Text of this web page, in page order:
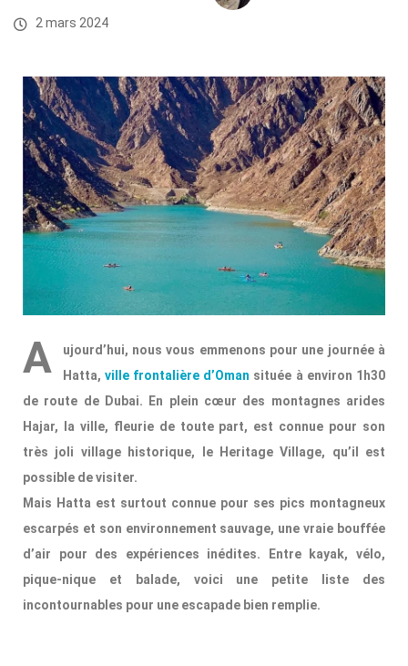
2 mars 2024
A
ujourd’hui, nous vous emmenons pour une journée à
Hatta, ville frontalière d’Oman située à environ 1h30
de route de Dubai. En plein cœur des montagnes arides
Hajar, la ville, fleurie de toute part, est connue pour son
très joli village historique, le Heritage Village, qu’il est
possible de visiter.
Mais Hatta est surtout connue pour ses pics montagneux
escarpés et son environnement sauvage, une vraie bouffée
d’air pour des expériences inédites. Entre kayak, vélo,
pique-nique et balade, voici une petite liste des
incontournables pour une escapade bien remplie.